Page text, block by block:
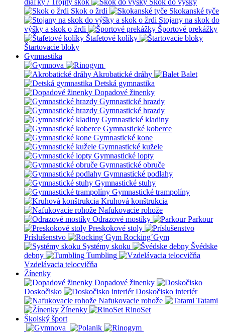
diaľky / Trojitý skok
Skok do výšky
Skok o žrdi
Skokanské tyče
Stojany na skok do
výšky a skok o žrdi
Športové prekážky
Štafetové kolíky
Štartovacie bloky
Gymnastika
Akrobatické dráhy
Balet
Detská gymnastika
Dopadové žinenky
Gymnastické hrazdy
Gymnastické hrazdy
Gymnastické kladiny
Gymnastické koberce
Gymnastické kone
Gymnastické kužele
Gymnastické lopty
Gymnastické obruče
Gymnastické podlahy
Gymnastické stuhy
Gymnastické trampolíny
Kruhová konštrukcia
Nafukovacie rohože
Odrazové mostíky
Parkour
Preskokové stoly
Príslušenstvo
Rocking´Gym
Systémy skoku
Švédske
debny
Tumbling
Vzdelávacia telocvičňa
Žínenky
Dopadové žinenky
Doskočisko
Doskočisko interiér
Nafukovacie rohože
Tatami
Žínenky
RinoSet
Školský šport